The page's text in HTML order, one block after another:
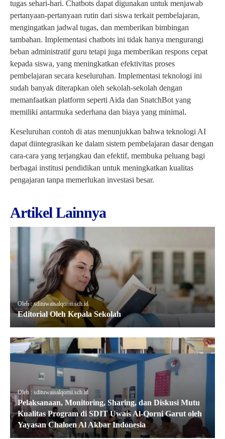
tugas sehari-hari. Chatbots dapat digunakan untuk menjawab
pertanyaan-pertanyaan rutin dari siswa terkait pembelajaran,
mengingatkan jadwal tugas, dan memberikan bimbingan
tambahan. Implementasi chatbots ini tidak hanya mengurangi
beban administratif guru tetapi juga memberikan respons cepat
kepada siswa, yang meningkatkan efektivitas proses
pembelajaran secara keseluruhan. Implementasi teknologi ini
sudah banyak diterapkan oleh sekolah-sekolah dengan
memanfaatkan platform seperti Aida dan SnatchBot yang
memiliki antarmuka sederhana dan biaya yang minimal.
Keseluruhan contoh di atas menunjukkan bahwa teknologi AI
dapat diintegrasikan ke dalam sistem pembelajaran dasar dengan
cara-cara yang terjangkau dan efektif, membuka peluang bagi
berbagai institusi pendidikan untuk meningkatkan kualitas
pengajaran tanpa memerlukan investasi besar.
Artikel Lainnya
Oleh : sdituwaisalqorni.sch.id
Editorial Oleh Kepala Sekolah
Oleh : sdituwaisalqorni.sch.id
Pelaksanaan, Monitoring, Sharing, dan Diskusi Mutu
Kualitas Program di SDIT Uwais Al-Qorni Garut oleh
Yayasan Chaloen Al Akbar Indonesia